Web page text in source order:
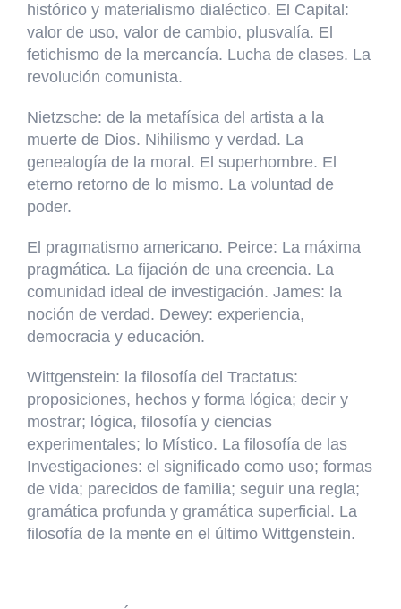
histórico y materialismo dialéctico. El Capital:
valor de uso, valor de cambio, plusvalía. El
fetichismo de la mercancía. Lucha de clases. La
revolución comunista.
Nietzsche: de la metafísica del artista a la
muerte de Dios. Nihilismo y verdad. La
genealogía de la moral. El superhombre. El
eterno retorno de lo mismo. La voluntad de
poder.
El pragmatismo americano. Peirce: La máxima
pragmática. La fijación de una creencia. La
comunidad ideal de investigación. James: la
noción de verdad. Dewey: experiencia,
democracia y educación.
Wittgenstein: la filosofía del Tractatus:
proposiciones, hechos y forma lógica; decir y
mostrar; lógica, filosofía y ciencias
experimentales; lo Místico. La filosofía de las
Investigaciones: el significado como uso; formas
de vida; parecidos de familia; seguir una regla;
gramática profunda y gramática superficial. La
filosofía de la mente en el último Wittgenstein.